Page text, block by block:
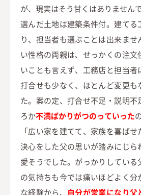
が、現実はそう甘くはありません
選んだ土地は建築条件付。建てる
り、担当者も選ぶことは出来ま
い性格の両親は、せっかくの注文
いことも言えず、工務店と担当者
打合せも少なく、ほとんど変更も
た。案の定、打合せ不足・説明不
ろか不満ばかりがつのっていった
「広い家を建てて、家族を喜ば
決心をした父の思いが踏みにじら
愛そうでした。がっかりしてい
の気持ちも今では痛いほどよく分
な経験から、 自分が営業になり